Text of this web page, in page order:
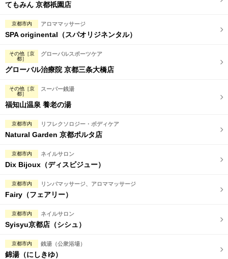
てもみん 京都祇園店
京都市内 アロママッサージ
SPA originental（スパオリジネンタル）
その他［京
都］
グローバルスポーツケア
グローバル治療院 京都三条大橋店
その他［京
都］
スーパー銭湯
福知山温泉 養老の湯
京都市内 リフレクソロジー・ボディケア
Natural Garden 京都ポルタ店
京都市内 ネイルサロン
Dix Bijoux（ディスビジュー）
京都市内 リンパマッサージ、アロママッサージ
Fairy（フェアリー）
京都市内 ネイルサロン
Syisyu京都店（シシュ）
京都市内 銭湯（公衆浴場）
錦湯（にしきゆ）